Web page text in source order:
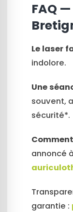
FAQ
Le laser
indolore.
Une
souvent,
sécurité*.
annoncé
garantie :